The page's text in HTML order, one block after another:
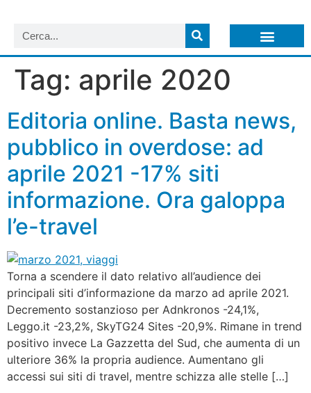
Tag: aprile 2020
Editoria online. Basta news,
pubblico in overdose: ad
aprile 2021 -17% siti
informazione. Ora galoppa
l’e-travel
Torna a scendere il dato relativo all’audience dei
principali siti d’informazione da marzo ad aprile 2021.
Decremento sostanzioso per Adnkronos -24,1%,
Leggo.it -23,2%, SkyTG24 Sites -20,9%. Rimane in trend
positivo invece La Gazzetta del Sud, che aumenta di un
ulteriore 36% la propria audience. Aumentano gli
accessi sui siti di travel, mentre schizza alle stelle […]